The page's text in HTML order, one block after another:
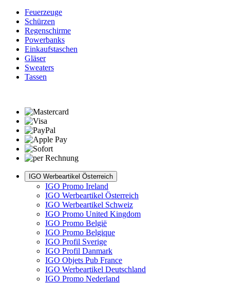
Feuerzeuge
Schürzen
Regenschirme
Powerbanks
Einkaufstaschen
Gläser
Sweaters
Tassen
IGO Werbeartikel Österreich
IGO Promo Ireland
IGO Werbeartikel Österreich
IGO Werbeartikel Schweiz
IGO Promo United Kingdom
IGO Promo België
IGO Promo Belgique
IGO Profil Sverige
IGO Profil Danmark
IGO Objets Pub France
IGO Werbeartikel Deutschland
IGO Promo Nederland